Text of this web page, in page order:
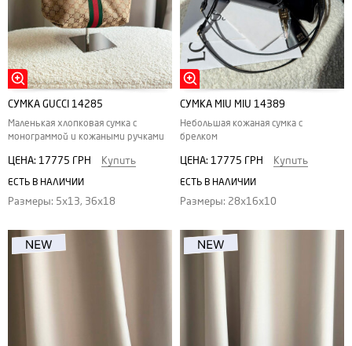
СУМКА GUCCI 14285
Маленькая хлопковая сумка с
монограммой и кожаными ручками
ЦЕНА: 17775 ГРН Купить
ЕСТЬ В НАЛИЧИИ
Размеры: 5x13, 36x18
СУМКА MIU MIU 14389
Небольшая кожаная сумка с
брелком
ЦЕНА: 17775 ГРН Купить
ЕСТЬ В НАЛИЧИИ
Размеры: 28х16х10